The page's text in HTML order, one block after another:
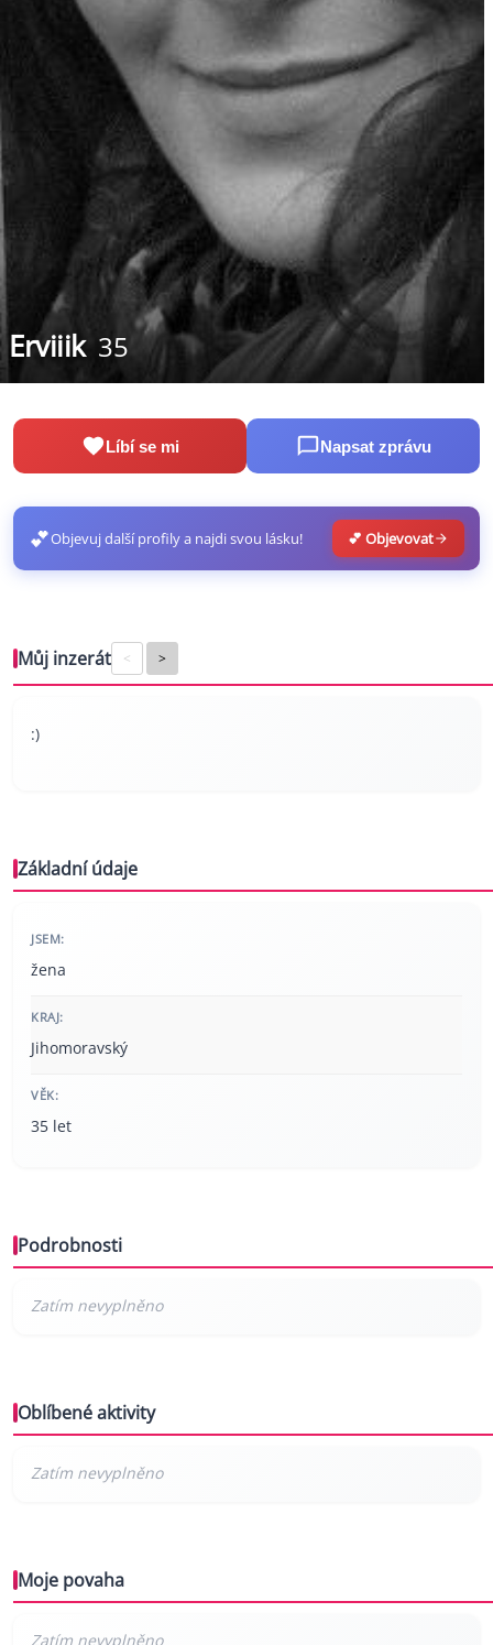
Erviiik 35
Líbí se mi Napsat zprávu
💕Objevuj další profily a najdi svou lásku! 💕 Objevovat
Můj inzerát < >
:)
Základní údaje
JSEM:
žena
KRAJ:
Jihomoravský
VĚK:
35 let
Podrobnosti
Oblíbené aktivity
Moje povaha